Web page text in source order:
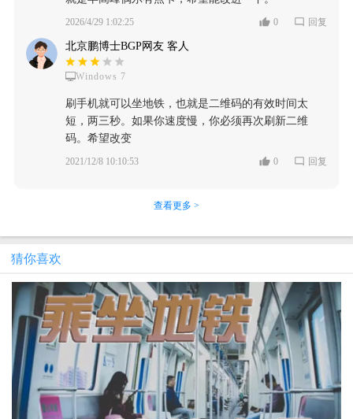
2026/4/29 1:02:25 0 回复
北京鹏博士BGP网友 客人
Windows 7
刷手机就可以坐地铁，也就是二维码的有效时间太
短，两三秒。如果你速度慢，你必须再次刷新二维
码。希望改变
2021/12/8 10:10:53 0 回复
查看更多 >
猜你喜欢